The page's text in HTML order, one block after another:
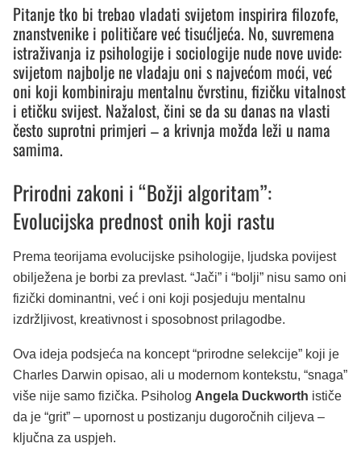
Pitanje tko bi trebao vladati svijetom inspirira filozofe,
znanstvenike i političare već tisućljeća. No, suvremena
istraživanja iz psihologije i sociologije nude nove uvide:
svijetom najbolje ne vladaju oni s najvećom moći, već
oni koji kombiniraju mentalnu čvrstinu, fizičku vitalnost
i etičku svijest. Nažalost, čini se da su danas na vlasti
često suprotni primjeri – a krivnja možda leži u nama
samima.
Prirodni zakoni i “Božji algoritam”:
Evolucijska prednost onih koji rastu
Prema teorijama evolucijske psihologije, ljudska povijest
obilježena je borbi za prevlast. “Jači” i “bolji” nisu samo oni
fizički dominantni, već i oni koji posjeduju mentalnu
izdržljivost, kreativnost i sposobnost prilagodbe.
Ova ideja podsjeća na koncept “prirodne selekcije” koji je
Charles Darwin opisao, ali u modernom kontekstu, “snaga”
više nije samo fizička. Psiholog Angela Duckworth ističe
da je “grit” – upornost u postizanju dugoročnih ciljeva –
ključna za uspjeh.